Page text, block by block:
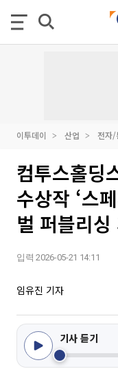
이투데이 산업 전자
컴투스홀딩
수상작 ‘스
벌 퍼블리싱
입력 2026-05-21 14:11
임유진 기자
기사 듣기